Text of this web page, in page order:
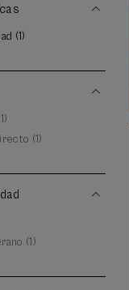
(1)
(1)
(1)